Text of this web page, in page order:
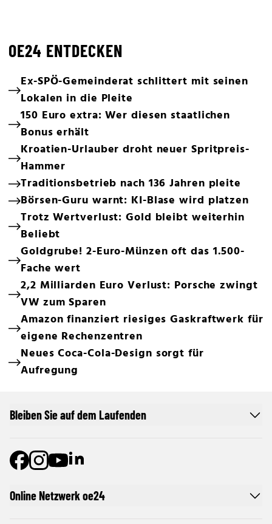
OE24 ENTDECKEN
Ex-SPÖ-Gemeinderat schlittert mit seinen
Lokalen in die Pleite
150 Euro extra: Wer diesen staatlichen
Bonus erhält
Kroatien-Urlauber droht neuer Spritpreis-
Hammer
Traditionsbetrieb nach 136 Jahren pleite
Börsen-Guru warnt: KI-Blase wird platzen
Trotz Wertverlust: Gold bleibt weiterhin
Beliebt
Goldgrube! 2-Euro-Münzen oft das 1.500-
Fache wert
2,2 Milliarden Euro Verlust: Porsche zwingt
VW zum Sparen
Amazon finanziert riesiges Gaskraftwerk für
eigene Rechenzentren
Neues Coca-Cola-Design sorgt für
Aufregung
Online Netzwerk oe24
Bleiben Sie auf dem Laufenden